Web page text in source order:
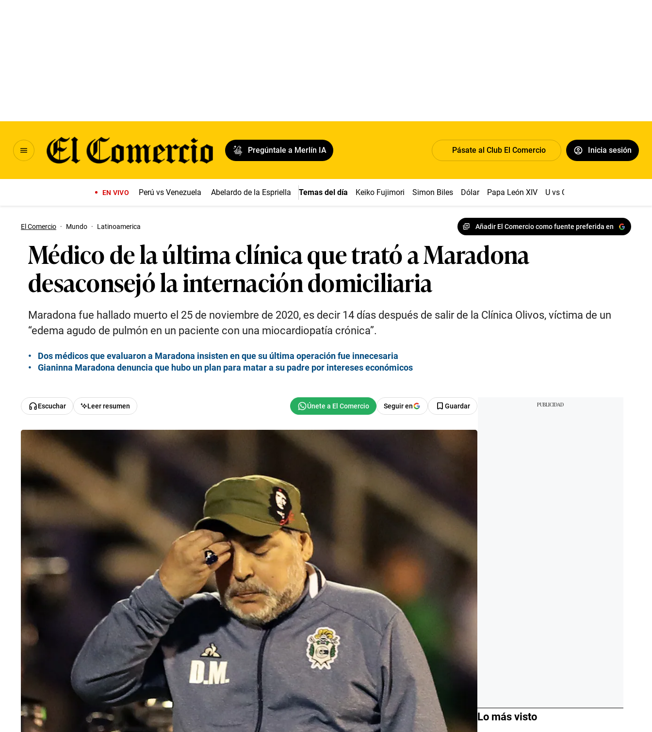
Pregúntale a Merlín IA Pásate al Club El Comercio Inicia sesión
EN VIVO Perú vs Venezuela Abelardo de la Espriella Temas del día Keiko Fujimori Simon Biles Dólar Papa León XIV U vs Cristal
El Comercio · Mundo · Latinoamerica Añadir El Comercio como fuente preferida en
Médico de la última clínica que trató a Maradona
desaconsejó la internación domiciliaria
Maradona fue hallado muerto el 25 de noviembre de 2020, es decir 14 días después de salir de la Clínica Olivos, víctima de un
“edema agudo de pulmón en un paciente con una miocardiopatía crónica”.
Dos médicos que evaluaron a Maradona insisten en que su última operación fue innecesaria
Gianinna Maradona denuncia que hubo un plan para matar a su padre por intereses económicos
Escuchar Leer resumen Seguir en Guardar
Lo más visto